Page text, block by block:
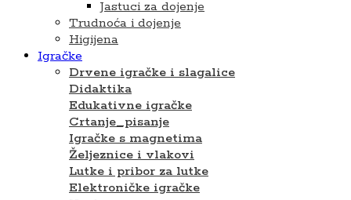
Jastuci za dojenje
Trudnoća i dojenje
Higijena
Igračke
Drvene igračke i slagalice
Didaktika
Edukativne igračke
Crtanje_pisanje
Igračke s magnetima
Željeznice i vlakovi
Lutke i pribor za lutke
Elektroničke igračke